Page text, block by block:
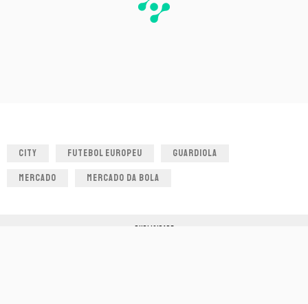
CITY FUTEBOL EUROPEU GUARDIOLA
MERCADO MERCADO DA BOLA
PUBLICIDADE